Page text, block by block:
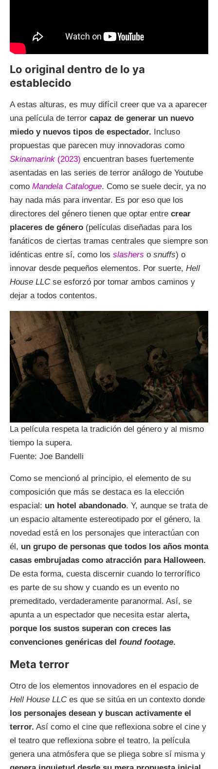
Lo original dentro de lo ya
establecido
A estas alturas, es muy difícil creer que va a aparecer
una película de terror capaz de generar un nuevo
miedo y nuevos tipos de espectador. Incluso
propuestas que parecen muy innovadoras como
Skinamarink (2023) encuentran bases fuertemente
asentadas en las series de terror análogo de Youtube
como Mandela Catalogue. Como se suele decir, ya no
hay nada más para inventar. Es por eso que los
directores del género tienen que optar entre crear
placeres de género (películas diseñadas para los
fanáticos de ciertas tramas centrales que siempre son
idénticas entre sí, como los slashers o snuffs) o
innovar desde pequeños elementos. Por suerte, Hell
House LLCse esforzó por tomar ambos caminos y
dejar a todos contentos.
La película respeta la tradición del género y al mismo
tiempo la supera.
Fuente: Joe Bandelli
Como se mencionó al principio, el elemento de su
composición que más se destaca es la elección
espacial: un hotel abandonado. Y, aunque se trata de
un espacio altamente estereotipado por el género, la
novedad está en los personajes que interactúan con
él, un grupo de personas que todos los años monta
casas embrujadas como atracción para Halloween.
De esta forma, cuesta discernir cuando lo terrorífico
es parte de su show y cuando es un evento no
premeditado, verdaderamente paranormal. Así, se
apunta a un espectador que necesita estar alerta,
porque los sustos superan con creces las
convenciones genéricas del found footage.
Meta terror
Otro de los elementos innovadores en el espacio de
Hell House LLCes que se sitúa en un contexto donde
los personajes desean y buscan activamente el
terror. Así como el cine que reflexiona sobre el cine y
el teatro que reflexiona sobre el teatro, la película
genera una atmósfera que se pliega sobre sí misma y